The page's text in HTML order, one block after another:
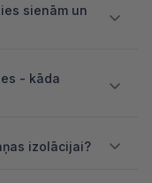
sienām un
- kāda
izolācijai?